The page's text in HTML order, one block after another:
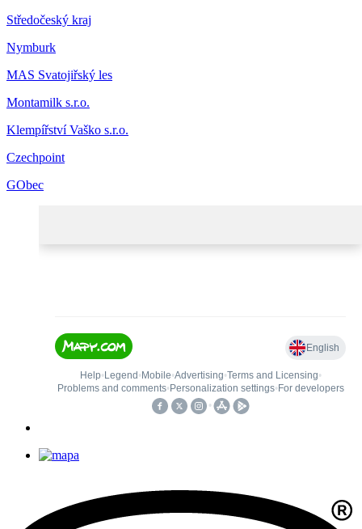
Středočeský kraj
Nymburk
MAS Svatojiřský les
Montamilk s.r.o.
Klempířství Vaško s.r.o.
Czechpoint
GObec